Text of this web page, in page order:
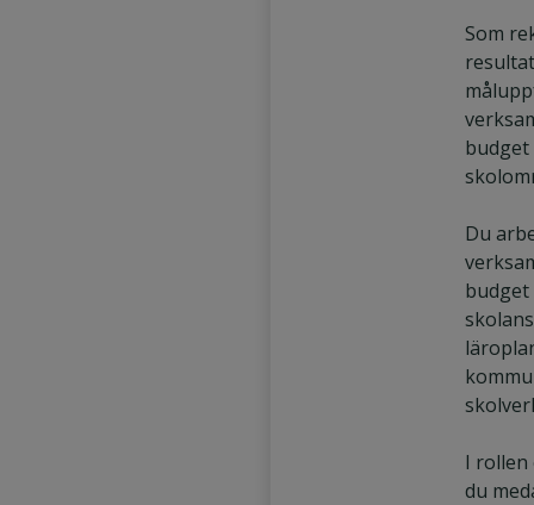
Som
Du
budget
I rollen
du